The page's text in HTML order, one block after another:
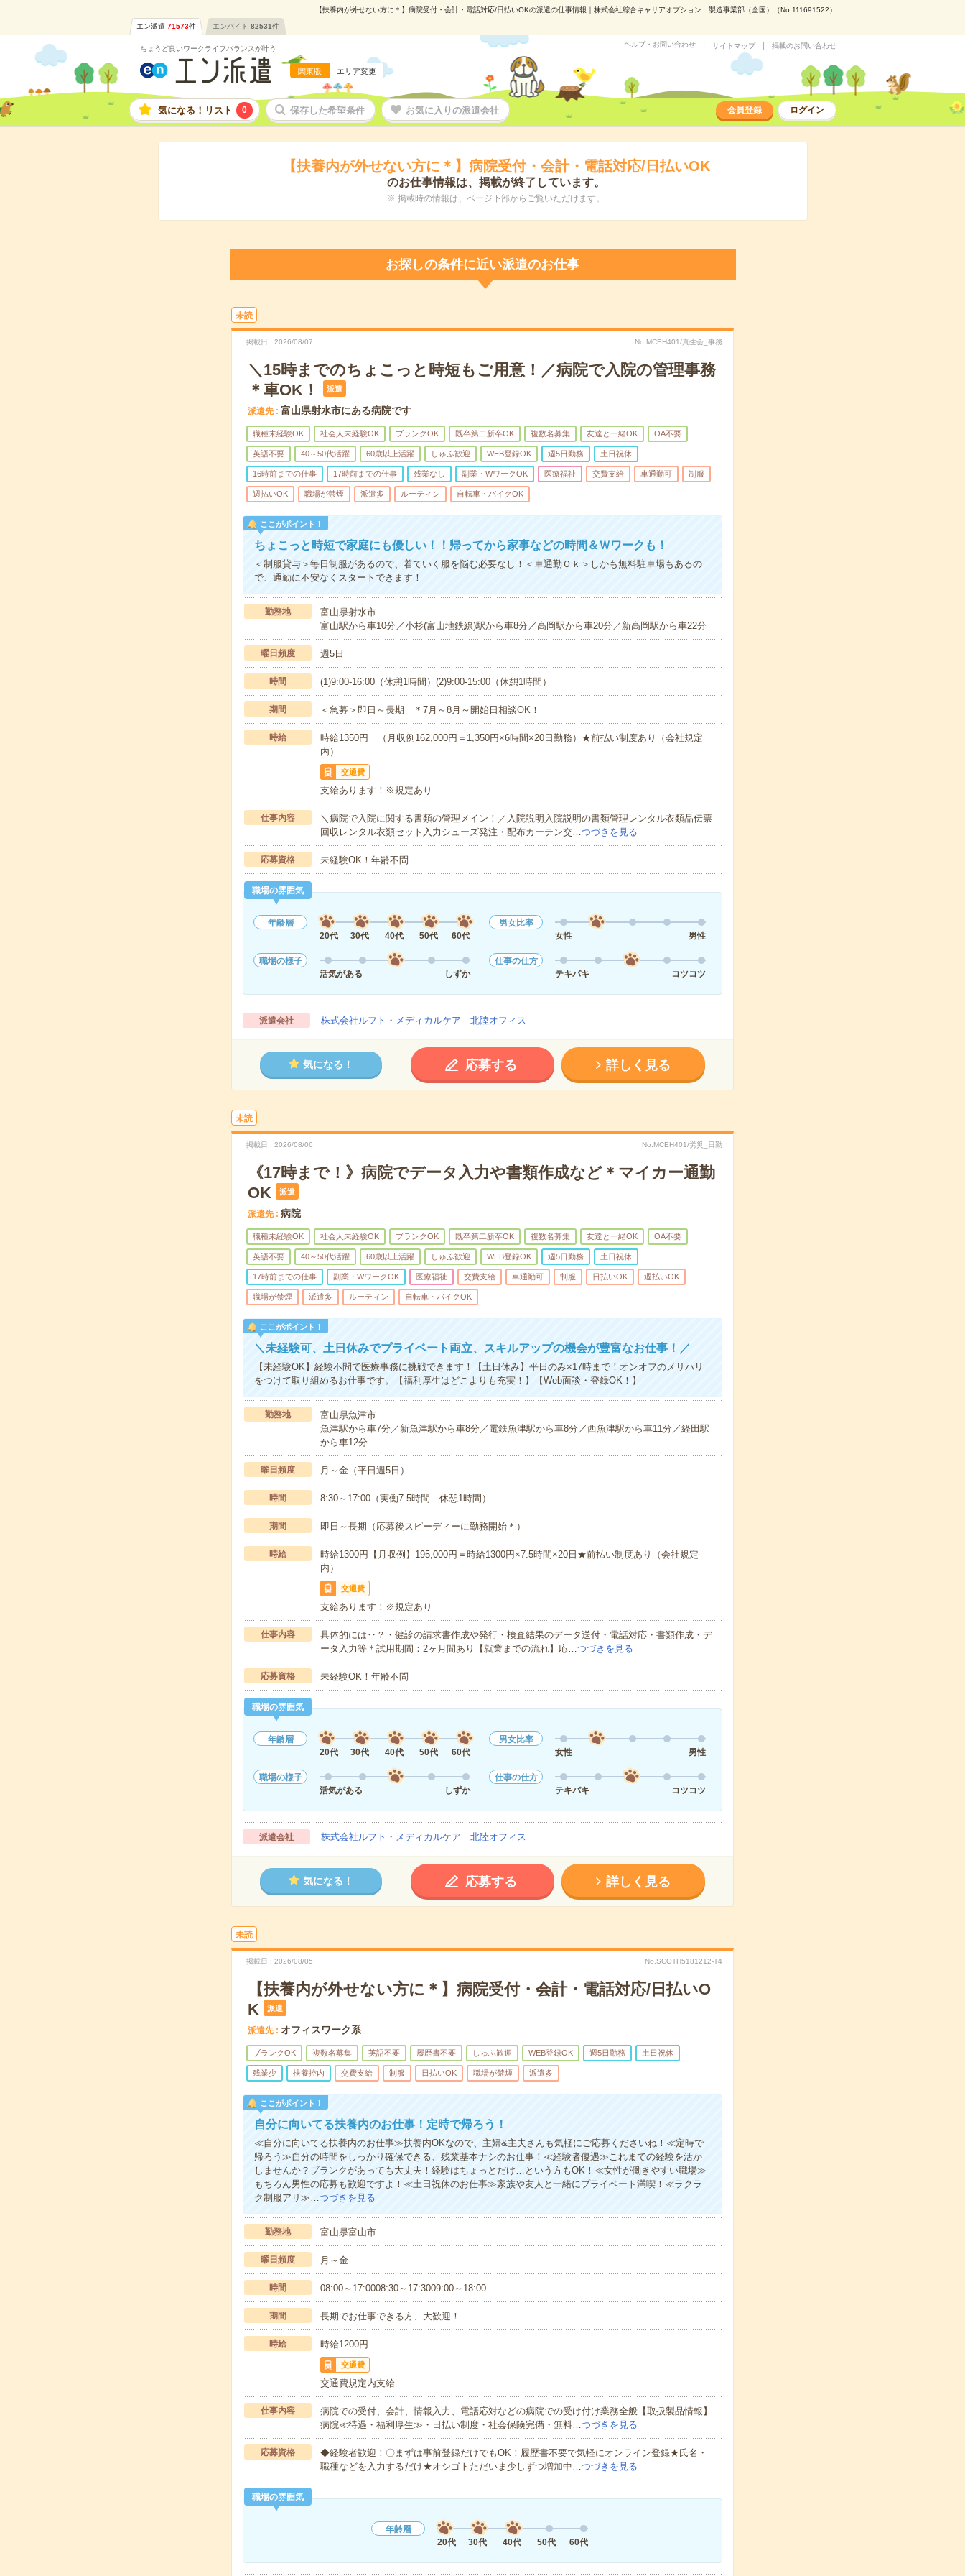
【扶養内が外せない方に＊】病院受付・会計・電話対応/日払いOKの派遣の仕事情報｜株式会社綜合キャリアオプション 製造事業部（全国）（No.111691522）
エン派遣 71573件 エンバイト 82531件
ちょうど良いワークライフバランスが叶う
関東版 エリア変更
ヘルプ・お問い合わせ サイトマップ 掲載のお問い合わせ
気になる！リスト 0 保存した希望条件 お気に入りの派遣会社 会員登録 ログイン
【扶養内が外せない方に＊】病院受付・会計・電話対応/日払いOK
のお仕事情報は、掲載が終了しています。
※ 掲載時の情報は、ページ下部からご覧いただけます。
お探しの条件に近い派遣のお仕事
未読
掲載日 2026/08/07 No.MCEH401/真生会_事務
＼15時までのちょこっと時短もご用意！／病院で入院の管理事務
＊車OK！
派遣
派遣先 富山県射水市にある病院です
職種未経験OK 社会人未経験OK ブランクOK 既卒第二新卒OK 複数名募集 友達と一緒OK OA不要
英語不要 40～50代活躍 60歳以上活躍 しゅふ歓迎 WEB登録OK 週5日勤務 土日祝休
16時前までの仕事 17時前までの仕事 残業なし 副業・WワークOK 医療福祉 交費支給 車通勤可 制服
週払いOK 職場が禁煙 派遣多 ルーティン 自転車・バイクOK
ここがポイント！
ちょこっと時短で家庭にも優しい！！帰ってから家事などの時間＆Ｗワークも！
＜制服貸与＞毎日制服があるので、着ていく服を悩む必要なし！＜車通勤Ｏｋ＞しかも無料駐車場もあるの
で、通勤に不安なくスタートできます！
勤務地
富山県射水市
富山駅から車10分／小杉(富山地鉄線)駅から車8分／高岡駅から車20分／新高岡駅から車22分
曜日頻度 週5日
時間 (1)9:00-16:00（休憩1時間）(2)9:00-15:00（休憩1時間）
期間 ＜急募＞即日～長期 ＊7月～8月～開始日相談OK！
時給
時給1350円 （月収例162,000円＝1,350円×6時間×20日勤務）★前払い制度あり（会社規定
内）
交通費
支給あります！※規定あり
仕事内容
＼病院で入院に関する書類の管理メイン！／入院説明入院説明の書類管理レンタル衣類品伝票
回収レンタル衣類セット入力シューズ発注・配布カーテン交…つづきを見る
応募資格 未経験OK！年齢不問
職場の雰囲気
年齢層
20代
30代 40代 50代 60代
男女比率
女性
男性
職場の様子
活気がある
しずか
仕事の仕方
テキパキ
コツコツ
派遣会社 株式会社ルフト・メディカルケア 北陸オフィス
気になる！ 応募する 詳しく見る
未読
掲載日 2026/08/06 No.MCEH401/労災_日勤
《17時まで！》病院でデータ入力や書類作成など＊マイカー通勤
OK
派遣
派遣先 病院
職種未経験OK 社会人未経験OK ブランクOK 既卒第二新卒OK 複数名募集 友達と一緒OK OA不要
英語不要 40～50代活躍 60歳以上活躍 しゅふ歓迎 WEB登録OK 週5日勤務 土日祝休
17時前までの仕事 副業・WワークOK 医療福祉 交費支給 車通勤可 制服 日払いOK 週払いOK
職場が禁煙 派遣多 ルーティン 自転車・バイクOK
ここがポイント！
＼未経験可、土日休みでプライベート両立、スキルアップの機会が豊富なお仕事！／
【未経験OK】経験不問で医療事務に挑戦できます！【土日休み】平日のみ×17時まで！オンオフのメリハリ
をつけて取り組めるお仕事です。【福利厚生はどこよりも充実！】【Web面談・登録OK！】
勤務地
富山県魚津市
魚津駅から車7分／新魚津駅から車8分／電鉄魚津駅から車8分／西魚津駅から車11分／経田駅
から車12分
曜日頻度 月～金（平日週5日）
時間 8:30～17:00（実働7.5時間 休憩1時間）
期間 即日～長期（応募後スピーディーに勤務開始＊）
時給
時給1300円【月収例】195,000円＝時給1300円×7.5時間×20日★前払い制度あり（会社規定
内）
交通費
支給あります！※規定あり
仕事内容
具体的には‥？・健診の請求書作成や発行・検査結果のデータ送付・電話対応・書類作成・デ
ータ入力等＊試用期間：2ヶ月間あり【就業までの流れ】応…つづきを見る
応募資格 未経験OK！年齢不問
職場の雰囲気
年齢層
20代
30代 40代 50代 60代
男女比率
女性
男性
職場の様子
活気がある
しずか
仕事の仕方
テキパキ
コツコツ
派遣会社 株式会社ルフト・メディカルケア 北陸オフィス
気になる！ 応募する 詳しく見る
未読
掲載日 2026/08/05 No.SCOTH5181212-T4
【扶養内が外せない方に＊】病院受付・会計・電話対応/日払いO
K
派遣
派遣先 オフィスワーク系
ブランクOK 複数名募集 英語不要 履歴書不要 しゅふ歓迎 WEB登録OK 週5日勤務 土日祝休
残業少 扶養控内 交費支給 制服 日払いOK 職場が禁煙 派遣多
ここがポイント！
自分に向いてる扶養内のお仕事！定時で帰ろう！
≪自分に向いてる扶養内のお仕事≫扶養内OKなので、主婦&主夫さんも気軽にご応募くださいね！≪定時で
帰ろう≫自分の時間をしっかり確保できる、残業基本ナシのお仕事！≪経験者優遇≫これまでの経験を活か
しませんか？ブランクがあっても大丈夫！経験はちょっとだけ…という方もOK！≪女性が働きやすい職場≫
もちろん男性の応募も歓迎ですよ！≪土日祝休のお仕事≫家族や友人と一緒にプライベート満喫！≪ラクラ
ク制服アリ≫…つづきを見る
勤務地 富山県富山市
曜日頻度 月～金
時間 08:00～17:0008:30～17:3009:00～18:00
期間 長期でお仕事できる方、大歓迎！
時給 時給1200円
交通費
交通費規定内支給
仕事内容
病院での受付、会計、情報入力、電話応対などの病院での受け付け業務全般【取扱製品情報】
病院≪待遇・福利厚生≫・日払い制度・社会保険完備・無料…つづきを見る
応募資格
◆経験者歓迎！〇まずは事前登録だけでもOK！履歴書不要で気軽にオンライン登録★氏名・
職種などを入力するだけ★オシゴトただいま少しずつ増加中…つづきを見る
職場の雰囲気
年齢層
20代
30代 40代 50代 60代